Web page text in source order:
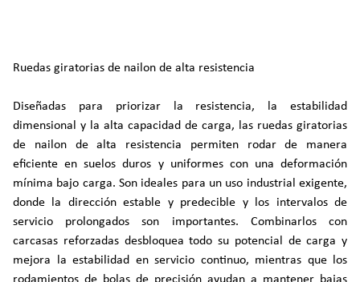
Ruedas giratorias de nailon de alta resistencia
Diseñadas para priorizar la resistencia, la estabilidad
dimensional y la alta capacidad de carga, las ruedas giratorias
de nailon de alta resistencia permiten rodar de manera
eficiente en suelos duros y uniformes con una deformación
mínima bajo carga. Son ideales para un uso industrial exigente,
donde la dirección estable y predecible y los intervalos de
servicio prolongados son importantes. Combinarlos con
carcasas reforzadas desbloquea todo su potencial de carga y
mejora la estabilidad en servicio continuo, mientras que los